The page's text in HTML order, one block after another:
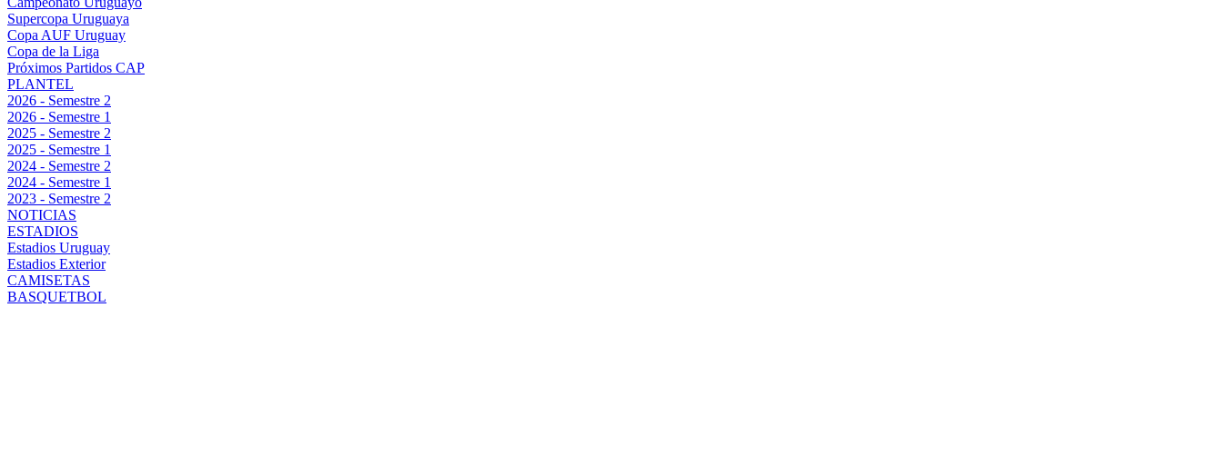
Supercopa Uruguaya
Copa AUF Uruguay
Copa de la Liga
Próximos Partidos CAP
PLANTEL
2026 - Semestre 2
2026 - Semestre 1
2025 - Semestre 2
2025 - Semestre 1
2024 - Semestre 2
2024 - Semestre 1
2023 - Semestre 2
NOTICIAS
ESTADIOS
Estadios Uruguay
Estadios Exterior
CAMISETAS
BASQUETBOL